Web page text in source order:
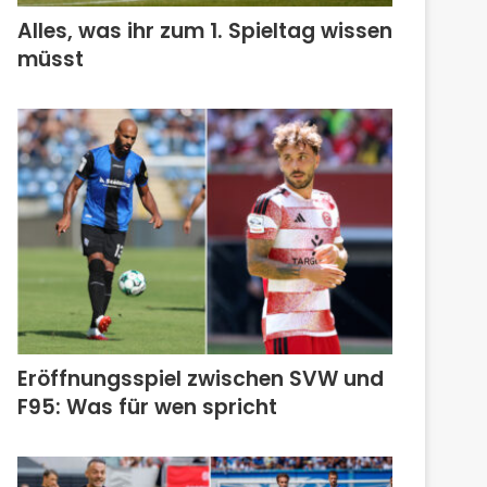
Alles, was ihr zum 1. Spieltag wissen
müsst
Eröffnungsspiel zwischen SVW und
F95: Was für wen spricht